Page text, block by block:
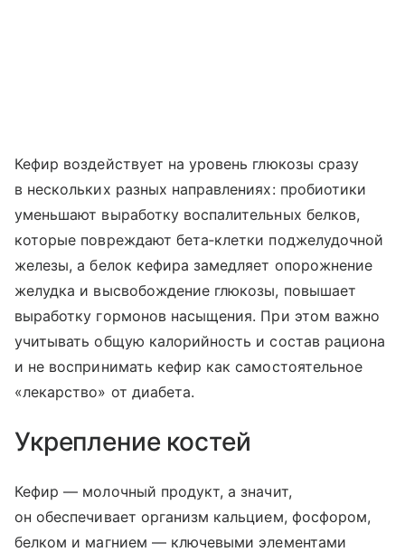
Кефир воздействует на уровень глюкозы сразу
в нескольких разных направлениях: пробиотики
уменьшают выработку воспалительных белков,
которые повреждают бета‑клетки поджелудочной
железы, а белок кефира замедляет опорожнение
желудка и высвобождение глюкозы, повышает
выработку гормонов насыщения. При этом важно
учитывать общую калорийность и состав рациона
и не воспринимать кефир как самостоятельное
«лекарство» от диабета.
Укрепление костей
Кефир — молочный продукт, а значит,
он обеспечивает организм кальцием, фосфором,
белком и магнием — ключевыми элементами